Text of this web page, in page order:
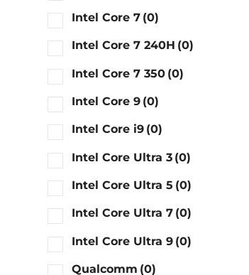
Intel Core 7 (0)
Intel Core 7 240H (0)
Intel Core 7 350 (0)
Intel Core 9 (0)
Intel Core i9 (0)
Intel Core Ultra 3 (0)
Intel Core Ultra 5 (0)
Intel Core Ultra 7 (0)
Intel Core Ultra 9 (0)
Qualcomm (0)